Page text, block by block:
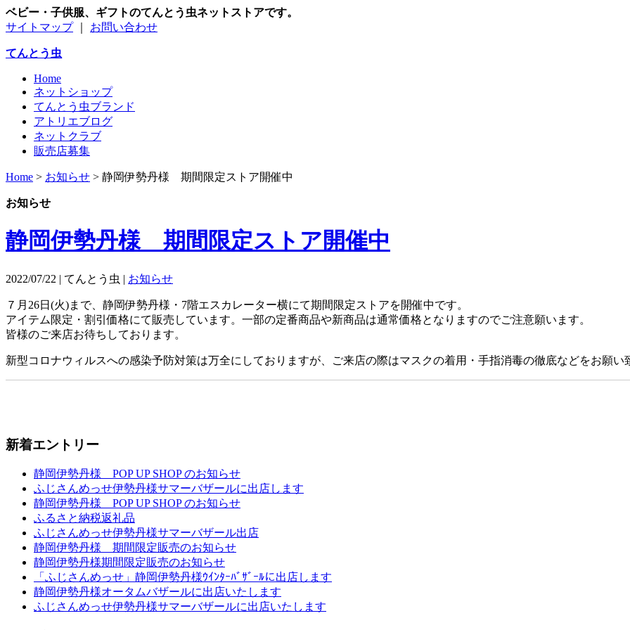
ベビー・子供服、ギフトのてんとう虫ネットストアです。
サイトマップ｜ お問い合わせ
てんとう虫
Home
ネットショップ
てんとう虫ブランド
アトリエブログ
ネットクラブ
販売店募集
Home > お知らせ > 静岡伊勢丹様 期間限定ストア開催中
お知らせ
静岡伊勢丹様 期間限定ストア開催中
2022/07/22 | てんとう虫 | お知らせ
７月26日(火)まで、静岡伊勢丹様・7階エスカレーター横にて期間限定ストアを開催中です。
アイテム限定・割引価格にて販売しています。一部の定番商品や新商品は通常価格となりますのでご注意願います。
皆様のご来店お待ちしております。
新型コロナウィルスへの感染予防対策は万全にしておりますが、ご来店の際はマスクの着用・手指消毒の徹底などをお願い
新着エントリー
静岡伊勢丹様 POP UP SHOP のお知らせ
ふじさんめっせ伊勢丹様サマーバザールに出店します
静岡伊勢丹様 POP UP SHOP のお知らせ
ふるさと納税返礼品
ふじさんめっせ伊勢丹様サマーバザール出店
静岡伊勢丹様 期間限定販売のお知らせ
静岡伊勢丹様期間限定販売のお知らせ
「ふじさんめっせ」静岡伊勢丹様ｳｲﾝﾀｰﾊﾞｻﾞｰﾙに出店します
静岡伊勢丹様オータムバザールに出店いたします
ふじさんめっせ伊勢丹様サマーバザールに出店いたします